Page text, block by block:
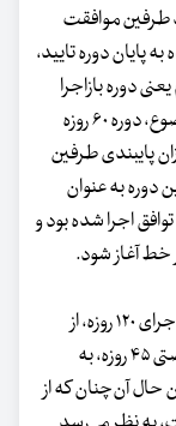
طرفین موافقت
پایان دوره تایید،
دوره بازاجرا
شوند یا خیر. در صورت موافقت طرفین با این موضوع، دوره ۶۰ روزه
پایبندی طرفین
دوره به عنوان
اجرا شده بود و
خط آغاز شود.
با همه آنچه گفته شد، اگر توافق احیای برجام در اجرای ۱۲۰ روزه، از
موانع احتمالی به سلامت عبور کند، طرفین در فرصتی ۴۵ روزه، به
حال آن‌چنان که از